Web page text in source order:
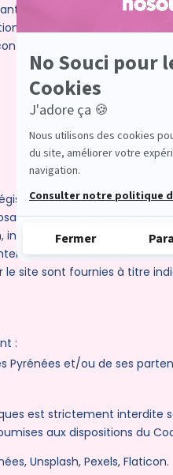
font l’objet d’un
et, le cas échéant, du
:
françaises et
le site ne peut,
ou partielle, sur
constitue un acte
site sont fournies à titre
:
Pyrénées et/ou de ses
est strictement interdite
aux dispositions du
Unsplash, Pexels, Flaticon.